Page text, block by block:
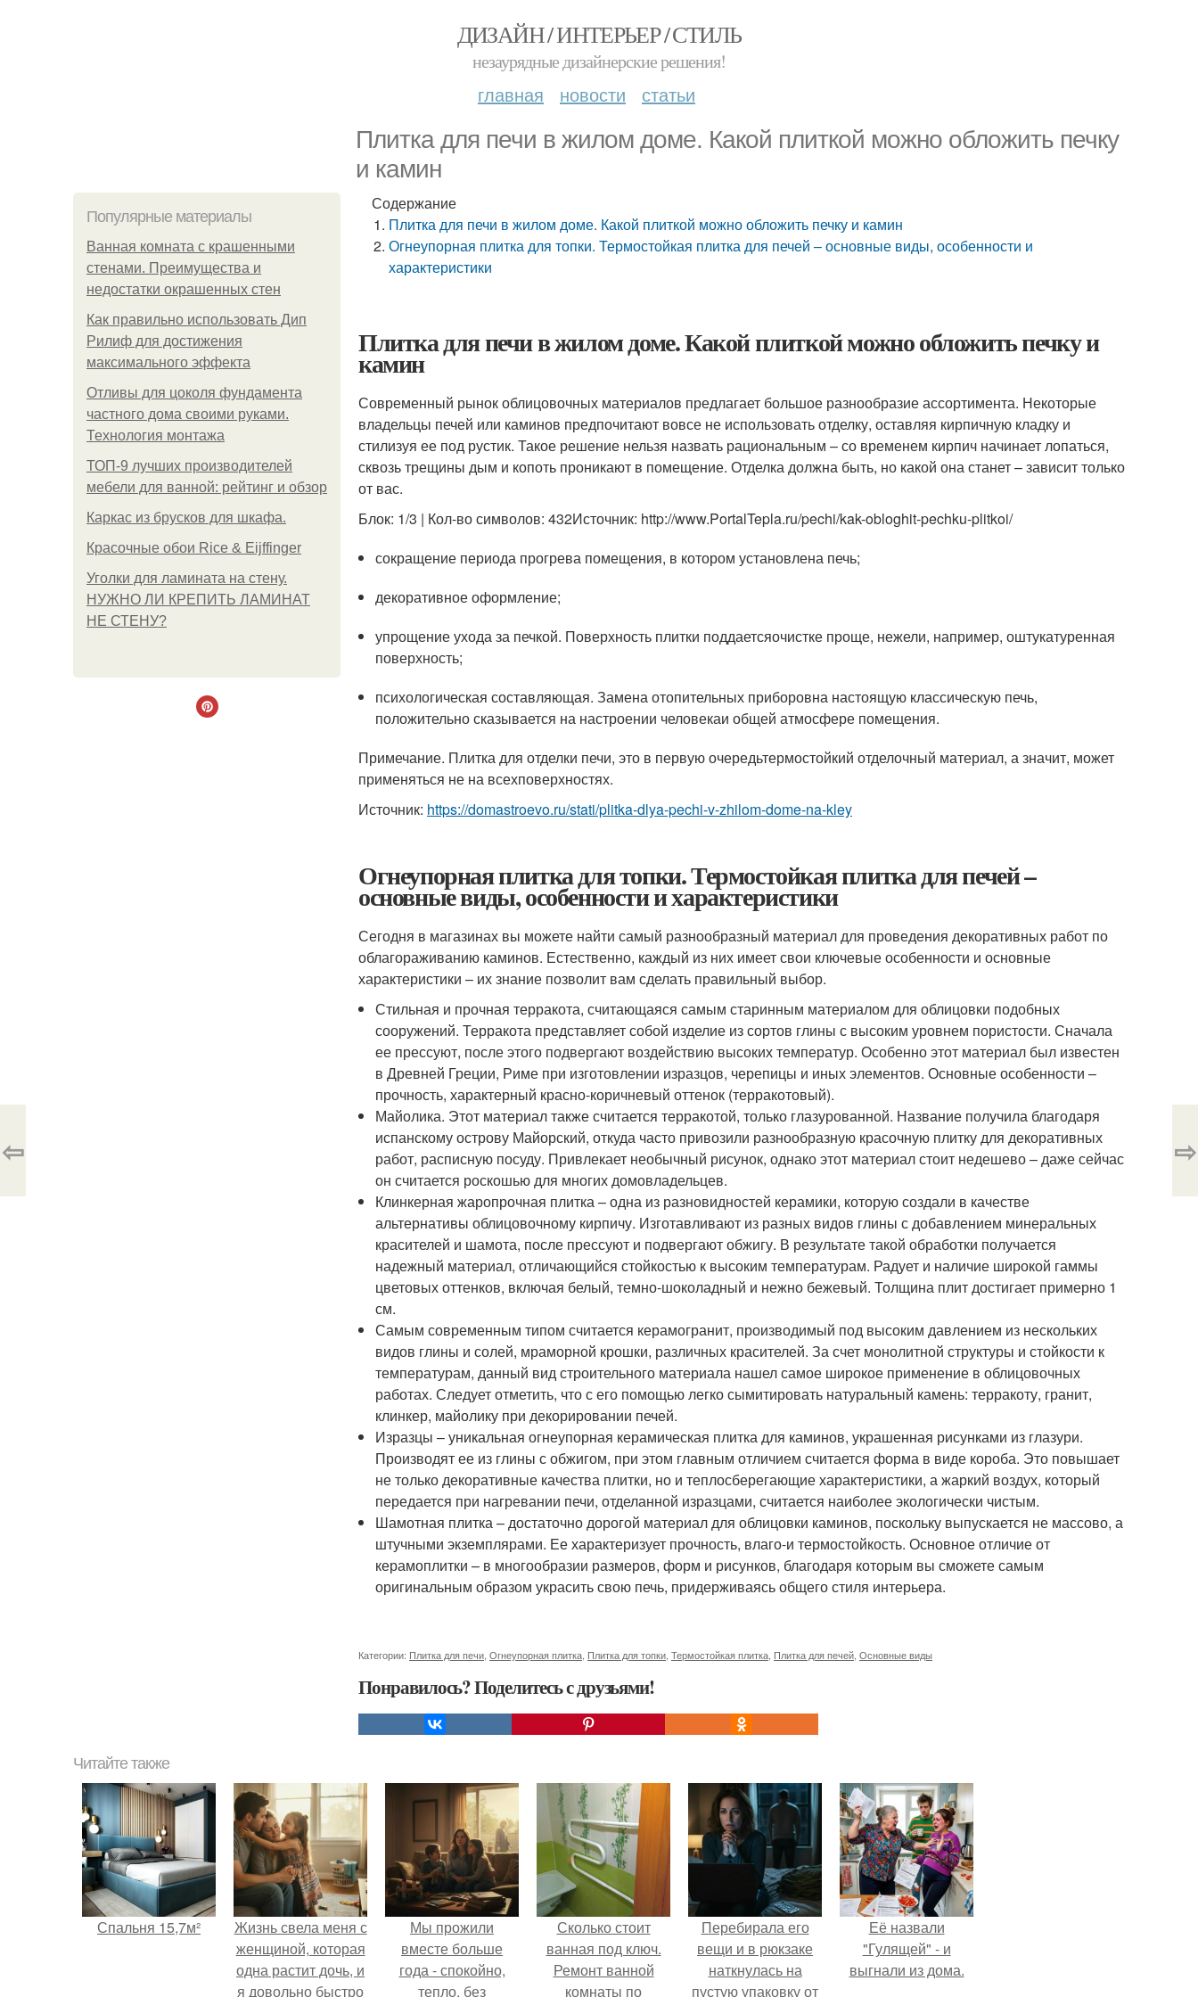
ДИЗАЙН / ИНТЕРЬЕР / СТИЛЬ
незаурядные дизайнерские решения!
главная новости статьи
Плитка для печи в жилом доме. Какой плиткой можно обложить печку
и камин
Популярные материалы
Ванная комната с крашенными
стенами. Преимущества и
недостатки окрашенных стен
Как правильно использовать Дип
Рилиф для достижения
максимального эффекта
Отливы для цоколя фундамента
частного дома своими руками.
Технология монтажа
ТОП-9 лучших производителей
мебели для ванной: рейтинг и обзор
Каркас из брусков для шкафа.
Красочные обои Rice & Eijffinger
Уголки для ламината на стену.
НУЖНО ЛИ КРЕПИТЬ ЛАМИНАТ
НЕ СТЕНУ?
Содержание
Плитка для печи в жилом доме. Какой плиткой можно обложить печку и камин
Огнеупорная плитка для топки. Термостойкая плитка для печей – основные виды, особенности и
характеристики
Плитка для печи в жилом доме. Какой плиткой можно обложить печку и
камин
Современный рынок облицовочных материалов предлагает большое разнообразие ассортимента. Некоторые
владельцы печей или каминов предпочитают вовсе не использовать отделку, оставляя кирпичную кладку и
стилизуя ее под рустик. Такое решение нельзя назвать рациональным – со временем кирпич начинает лопаться,
сквозь трещины дым и копоть проникают в помещение. Отделка должна быть, но какой она станет – зависит только
от вас.
Блок: 1/3 | Кол-во символов: 432Источник: http://www.PortalTepla.ru/pechi/kak-obloghit-pechku-plitkoi/
сокращение периода прогрева помещения, в котором установлена печь;
декоративное оформление;
упрощение ухода за печкой. Поверхность плитки поддаетсяочистке проще, нежели, например, оштукатуренная
поверхность;
психологическая составляющая. Замена отопительных приборовна настоящую классическую печь,
положительно сказывается на настроении человекаи общей атмосфере помещения.
Примечание. Плитка для отделки печи, это в первую очередьтермостойкий отделочный материал, а значит, может
применяться не на всехповерхностях.
Источник: https://domastroevo.ru/stati/plitka-dlya-pechi-v-zhilom-dome-na-kley
Огнеупорная плитка для топки. Термостойкая плитка для печей –
основные виды, особенности и характеристики
Сегодня в магазинах вы можете найти самый разнообразный материал для проведения декоративных работ по
облагораживанию каминов. Естественно, каждый из них имеет свои ключевые особенности и основные
характеристики – их знание позволит вам сделать правильный выбор.
Стильная и прочная терракота, считающаяся самым старинным материалом для облицовки подобных
сооружений. Терракота представляет собой изделие из сортов глины с высоким уровнем пористости. Сначала
ее прессуют, после этого подвергают воздействию высоких температур. Особенно этот материал был известен
в Древней Греции, Риме при изготовлении изразцов, черепицы и иных элементов. Основные особенности –
прочность, характерный красно-коричневый оттенок (терракотовый).
Майолика. Этот материал также считается терракотой, только глазурованной. Название получила благодаря
испанскому острову Майорский, откуда часто привозили разнообразную красочную плитку для декоративных
работ, расписную посуду. Привлекает необычный рисунок, однако этот материал стоит недешево – даже сейчас
он считается роскошью для многих домовладельцев.
Клинкерная жаропрочная плитка – одна из разновидностей керамики, которую создали в качестве
альтернативы облицовочному кирпичу. Изготавливают из разных видов глины с добавлением минеральных
красителей и шамота, после прессуют и подвергают обжигу. В результате такой обработки получается
надежный материал, отличающийся стойкостью к высоким температурам. Радует и наличие широкой гаммы
цветовых оттенков, включая белый, темно-шоколадный и нежно бежевый. Толщина плит достигает примерно 1
см.
Самым современным типом считается керамогранит, производимый под высоким давлением из нескольких
видов глины и солей, мраморной крошки, различных красителей. За счет монолитной структуры и стойкости к
температурам, данный вид строительного материала нашел самое широкое применение в облицовочных
работах. Следует отметить, что с его помощью легко сымитировать натуральный камень: терракоту, гранит,
клинкер, майолику при декорировании печей.
Изразцы – уникальная огнеупорная керамическая плитка для каминов, украшенная рисунками из глазури.
Производят ее из глины с обжигом, при этом главным отличием считается форма в виде короба. Это повышает
не только декоративные качества плитки, но и теплосберегающие характеристики, а жаркий воздух, который
передается при нагревании печи, отделанной изразцами, считается наиболее экологически чистым.
Шамотная плитка – достаточно дорогой материал для облицовки каминов, поскольку выпускается не массово, а
штучными экземплярами. Ее характеризует прочность, влаго-и термостойкость. Основное отличие от
керамоплитки – в многообразии размеров, форм и рисунков, благодаря которым вы сможете самым
оригинальным образом украсить свою печь, придерживаясь общего стиля интерьера.
Категории: Плитка для печи Огнеупорная плитка Плитка для топки Термостойкая плитка Плитка для печей Основные виды
Понравилось? Поделитесь с друзьями!
⇦ ⇨
Читайте также
Спальня 15,7м²
Жизнь свела меня с
женщиной, которая
одна растит дочь, и
я довольно быстро
Мы прожили
вместе больше
года - спокойно,
тепло, без
Сколько стоит
ванная под ключ.
Ремонт ванной
комнаты по
Перебирала его
вещи и в рюкзаке
наткнулась на
пустую упаковку от
Её назвали
"Гулящей" - и
выгнали из дома.